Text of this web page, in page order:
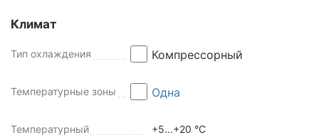
Климат
Тип охлаждения Компрессорный
Температурные зоны Одна
Температурный
+5...+20 °C